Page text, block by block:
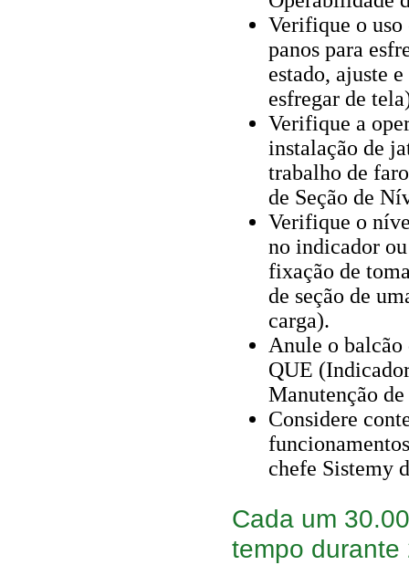
Verifique o uso
panos para
estado, ajuste
esfregar de
Verifique a
instalação de
trabalho de
de Seção de
Verifique o
no indicador
fixação de
de seção de
carga).
Anule o
QUE
Manutenção de
Considere
chefe Sistemy
Cada um
tempo durante